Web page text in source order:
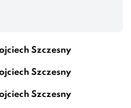
Szczesny
Szczesny
Szczesny